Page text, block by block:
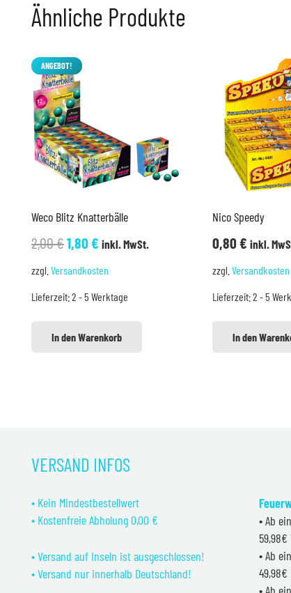
Ähnliche Produkte
ANGEBOT!
Weco Blitz Knatterbälle
2,00€Ursprünglicher
Preis
2,00 €
1,80€Aktueller
1,80 €.
inkl. MwSt.
zzgl. Versandkosten
Lieferzeit:2 - 5 Werktage
In den Warenkorb
Nico Speedy
0,80€ inkl.
zzgl. Versandkosten
Lieferzeit:2 - 5
In den
VERSAND INFOS
• Kein Mindestbestellwert
• Kostenfreie Abholung 0,00 €
• Versand auf Inseln ist ausgeschlossen!
• Versand nur innerhalb Deutschland!
• Ab
59,98€
• Ab
49,98€